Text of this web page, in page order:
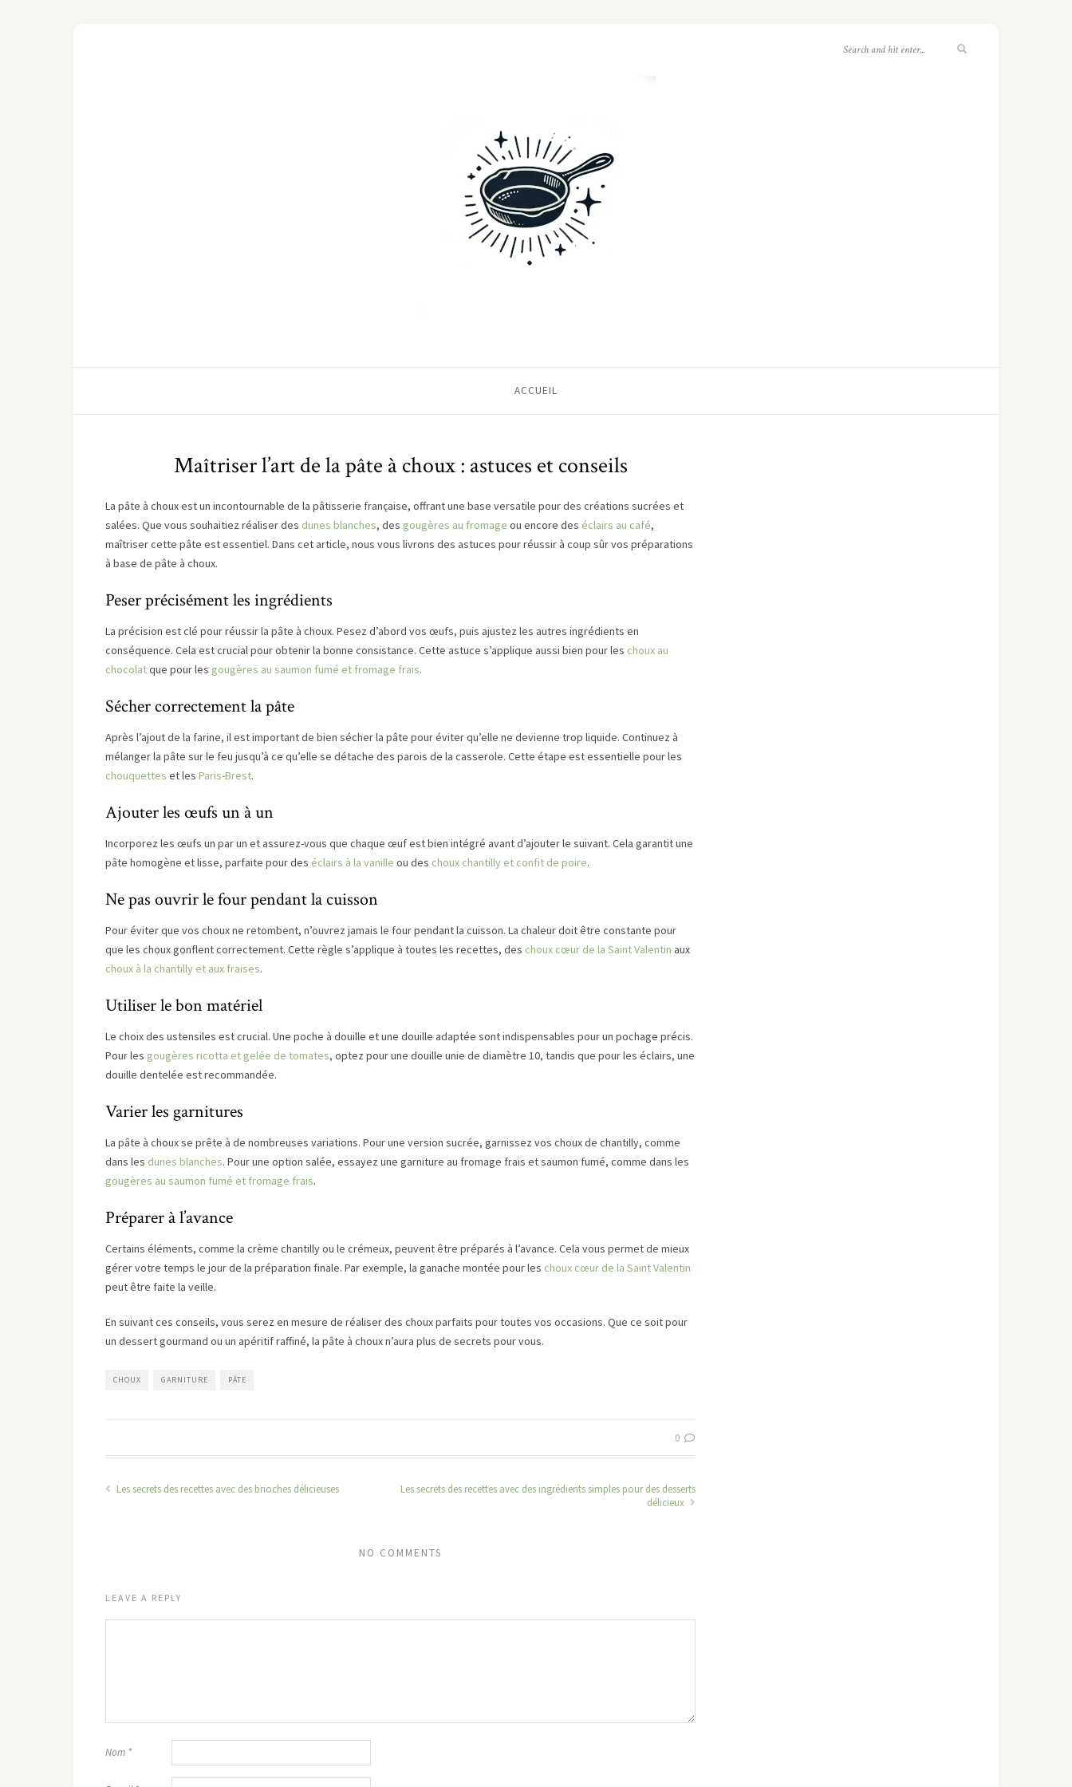
ACCUEIL
Maîtriser l’art de la pâte à choux : astuces et conseils
La pâte à choux est un incontournable de la pâtisserie française, offrant une base versatile pour des créations sucrées et
salées. Que vous souhaitiez réaliser des dunes blanches, des gougères au fromage ou encore des éclairs au café,
maîtriser cette pâte est essentiel. Dans cet article, nous vous livrons des astuces pour réussir à coup sûr vos préparations
à base de pâte à choux.
Peser précisément les ingrédients
La précision est clé pour réussir la pâte à choux. Pesez d’abord vos œufs, puis ajustez les autres ingrédients en
conséquence. Cela est crucial pour obtenir la bonne consistance. Cette astuce s’applique aussi bien pour les choux au
chocolatque pour les gougères au saumon fumé et fromage frais.
Sécher correctement la pâte
Après l’ajout de la farine, il est important de bien sécher la pâte pour éviter qu’elle ne devienne trop liquide. Continuez à
mélanger la pâte sur le feu jusqu’à ce qu’elle se détache des parois de la casserole. Cette étape est essentielle pour les
chouquettes et les Paris-Brest.
Ajouter les œufs un à un
Incorporez les œufs un par un et assurez-vous que chaque œuf est bien intégré avant d’ajouter le suivant. Cela garantit une
pâte homogène et lisse, parfaite pour des éclairs à la vanille ou des choux chantilly et confit de poire.
Ne pas ouvrir le four pendant la cuisson
Pour éviter que vos choux ne retombent, n’ouvrez jamais le four pendant la cuisson. La chaleur doit être constante pour
que les choux gonflent correctement. Cette règle s’applique à toutes les recettes, des choux cœur de la Saint Valentin aux
choux à la chantilly et aux fraises.
Utiliser le bon matériel
Le choix des ustensiles est crucial. Une poche à douille et une douille adaptée sont indispensables pour un pochage précis.
Pour les gougères ricotta et gelée de tomates, optez pour une douille unie de diamètre 10, tandis que pour les éclairs, une
douille dentelée est recommandée.
Varier les garnitures
La pâte à choux se prête à de nombreuses variations. Pour une version sucrée, garnissez vos choux de chantilly, comme
dans les dunes blanches. Pour une option salée, essayez une garniture au fromage frais et saumon fumé, comme dans les
gougères au saumon fumé et fromage frais.
Préparer à l’avance
Certains éléments, comme la crème chantilly ou le crémeux, peuvent être préparés à l’avance. Cela vous permet de mieux
gérer votre temps le jour de la préparation finale. Par exemple, la ganache montée pour les choux cœur de la Saint Valentin
peut être faite la veille.
En suivant ces conseils, vous serez en mesure de réaliser des choux parfaits pour toutes vos occasions. Que ce soit pour
un dessert gourmand ou un apéritif raffiné, la pâte à choux n’aura plus de secrets pour vous.
CHOUX GARNITURE PÂTE
0
Les secrets des recettes avec des brioches délicieuses
Les secrets des recettes avec des ingrédients simples pour des desserts
délicieux
NO COMMENTS
LEAVE A REPLY
Nom *